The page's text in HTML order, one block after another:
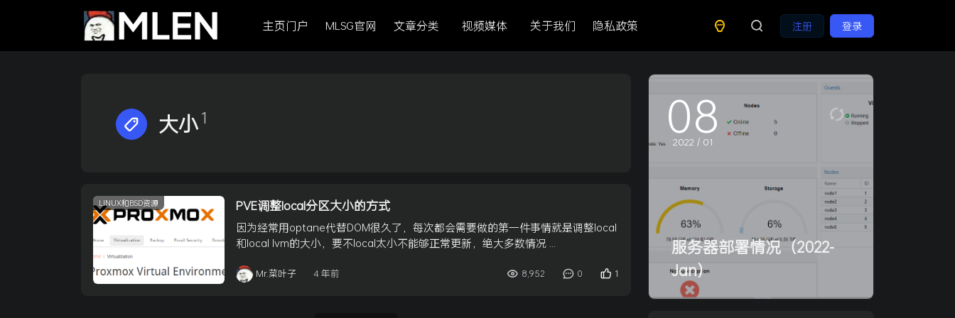
主页门户 MLSG官网 文章分类 视频媒体 关于我们 隐私政策 注册 登录
大小1
LINUX和BSD资源 PVE调整local分区大小的方式
因为经常用optane代替DOM很久了，每次都会需要做的第一件事情就是调整local
和local lvm的大小，要不local太小不能够正常更新，绝大多数情况 ...
Mr.菜叶子 4 年前 8,952 0 1
服务器部署情况（2022-
Jan）
08
2022 / 01